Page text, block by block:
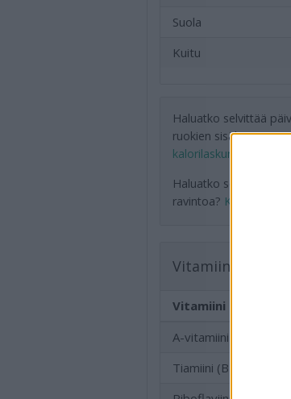
Suola
Kuitu
Haluatko selvittää
ruokien sisältämän
kalorilaskuriamme
Haluatko seurata
ravintoa? Kokeile
Vitamiinit
Vitamiini
A-vitamiini (RAE)
Tiamiini (B1)